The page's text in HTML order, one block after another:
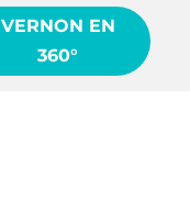
VERNON EN
360°